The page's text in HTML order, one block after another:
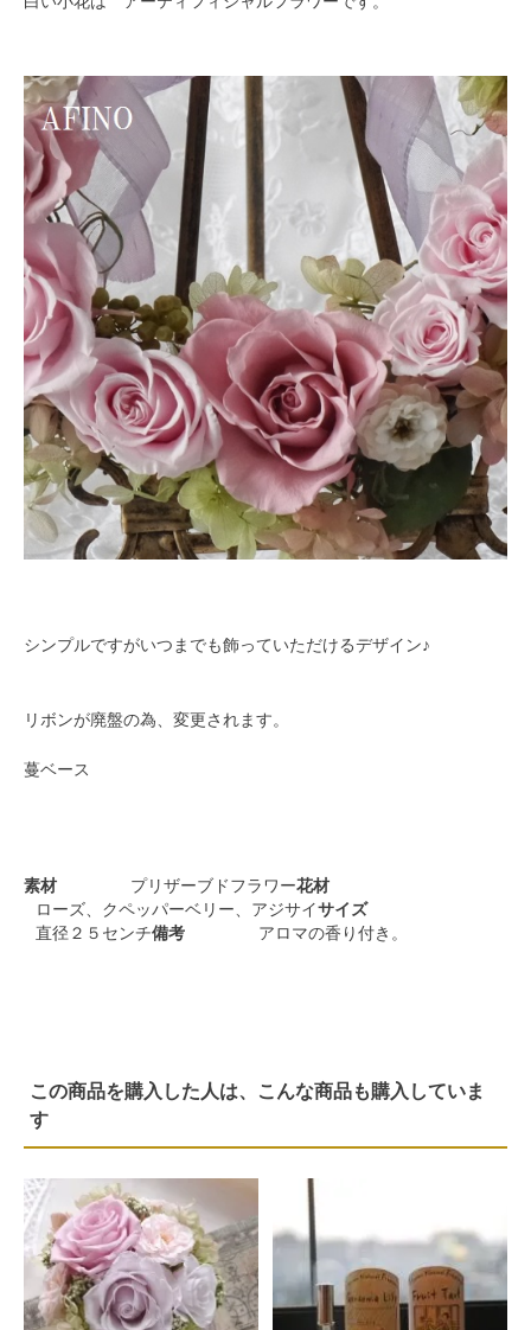
シンプルですがいつまでも飾っていただけるデザイン♪
リボンが廃盤の為、変更されます。
蔓ベース
素材 プリザーブドフラワー花材
ローズ、クペッパーベリー、アジサイサイズ
直径２５センチ備考 アロマの香り付き。
この商品を購入した人は、こんな商品も購入していま
す